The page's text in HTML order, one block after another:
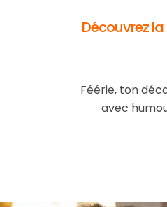
Découvrez
Féérie, ton
avec